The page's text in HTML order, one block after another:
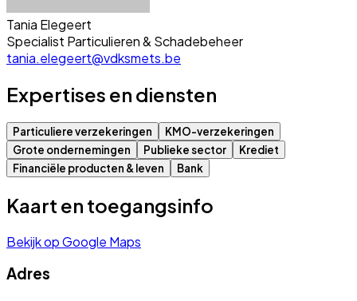
Tania Elegeert
Specialist Particulieren & Schadebeheer
tania.elegeert@vdksmets.be
Expertises en diensten
Particuliere verzekeringen
KMO-verzekeringen
Grote ondernemingen
Publieke sector
Krediet
Financiële producten & leven
Bank
Kaart en toegangsinfo
Bekijk op Google Maps
Adres